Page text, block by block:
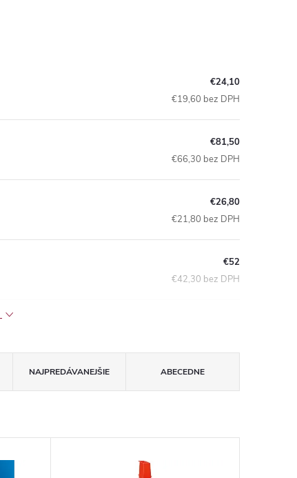
€24,10
€19,60 bez DPH
€81,50
€66,30 bez DPH
€26,80
€21,80 bez DPH
€52
€42,30 bez DPH
NAJPREDÁVANEJŠIE ABECEDNE